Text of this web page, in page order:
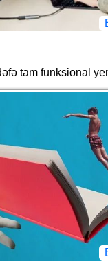
tam funksional